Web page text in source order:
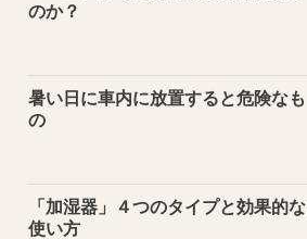
のか？
暑い日に車内に放置すると危険なも
の
「加湿器」４つのタイプと効果的な
使い方